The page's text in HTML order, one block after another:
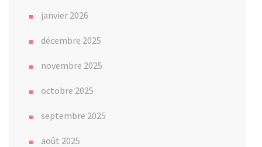
janvier 2026
décembre 2025
novembre 2025
octobre 2025
septembre 2025
août 2025